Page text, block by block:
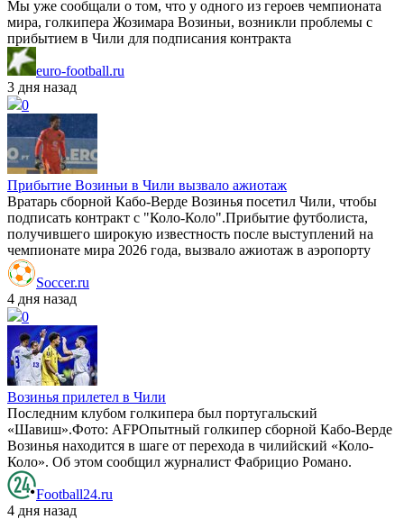
Мы уже сообщали о том, что у одного из героев чемпионата
мира, голкипера Жозимара Возиньи, возникли проблемы с
прибытием в Чили для подписания контракта
euro-football.ru
3 дня назад
0
Прибытие Возиньи в Чили вызвало ажиотаж
Вратарь сборной Кабо-Верде Возинья посетил Чили, чтобы
подписать контракт с "Коло-Коло".Прибытие футболиста,
получившего широкую известность после выступлений на
чемпионате мира 2026 года, вызвало ажиотаж в аэропорту
Soccer.ru
4 дня назад
0
Возинья прилетел в Чили
Последним клубом голкипера был португальский
«Шавиш».Фото: AFPОпытный голкипер сборной Кабо-Верде
Возинья находится в шаге от перехода в чилийский «Коло-
Коло». Об этом сообщил журналист Фабрицио Романо.
Football24.ru
4 дня назад